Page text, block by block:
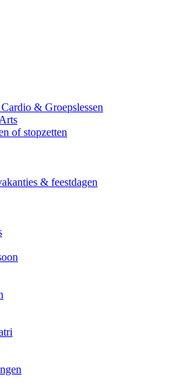
& Groepslessen
of stopzetten
& feestdagen